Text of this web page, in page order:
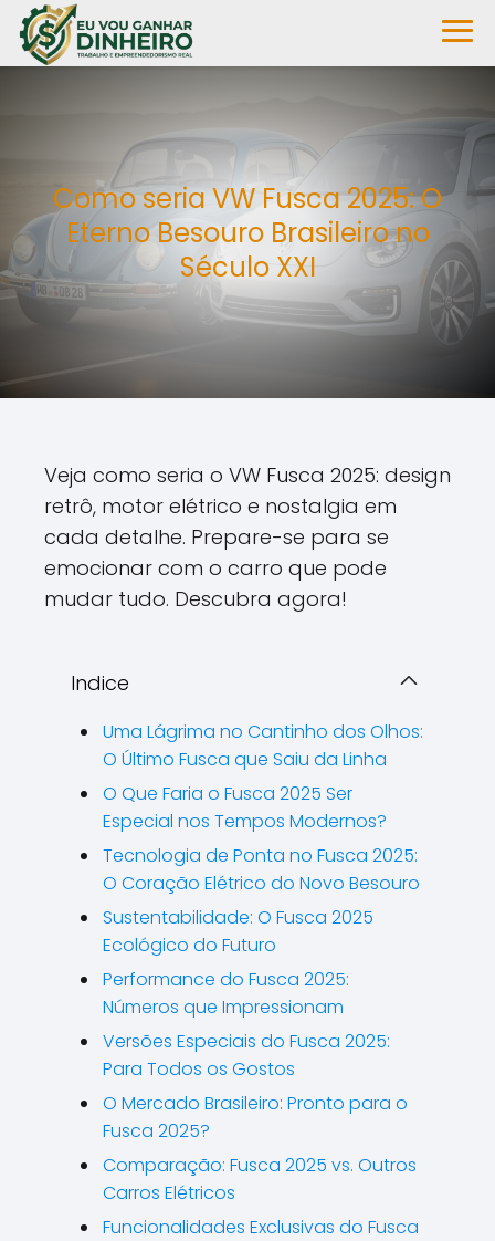
Como seria VW Fusca 2025: O
Eterno Besouro Brasileiro no
Século XXI
Veja como seria o VW Fusca 2025: design
retrô, motor elétrico e nostalgia em
cada detalhe. Prepare-se para se
emocionar com o carro que pode
mudar tudo. Descubra agora!
Indice
Uma Lágrima no Cantinho dos Olhos:
O Último Fusca que Saiu da Linha
O Que Faria o Fusca 2025 Ser
Especial nos Tempos Modernos?
Tecnologia de Ponta no Fusca 2025:
O Coração Elétrico do Novo Besouro
Sustentabilidade: O Fusca 2025
Ecológico do Futuro
Performance do Fusca 2025:
Números que Impressionam
Versões Especiais do Fusca 2025:
Para Todos os Gostos
O Mercado Brasileiro: Pronto para o
Fusca 2025?
Comparação: Fusca 2025 vs. Outros
Carros Elétricos
Funcionalidades Exclusivas do Fusca